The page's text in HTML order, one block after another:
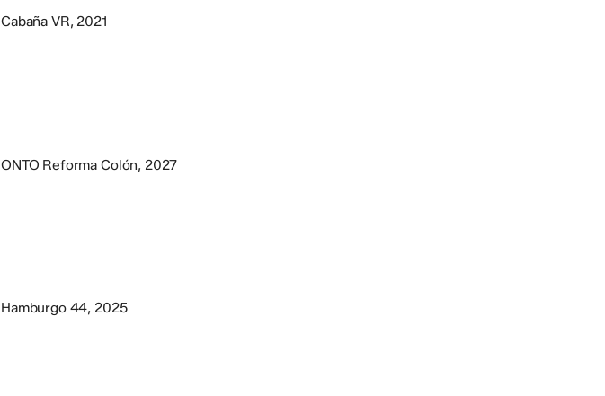
Cabaña VR, 2021
ONTO Reforma Colón, 2027
Hamburgo 44, 2025